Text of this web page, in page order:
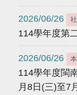
2026/06/26
114學年度第
2026/06/26
114學年度閩
月8日(三)至7